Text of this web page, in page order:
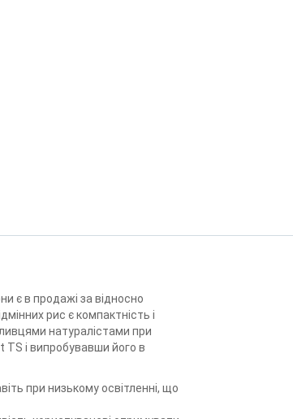
є в продажі за відносно
рис є компактність і
натуралістами при
TS і випробувавши його в
при низькому освітленні, що